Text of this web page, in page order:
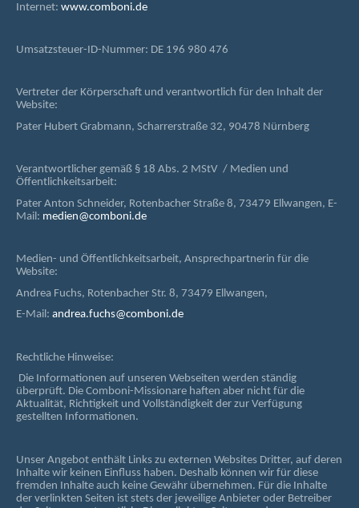
Internet: www.comboni.de
Umsatzsteuer-ID-Nummer: DE 196 980 476
Vertreter der Körperschaft und verantwortlich für den Inhalt der
Website:
Pater Hubert Grabmann, Scharrerstraße 32, 90478 Nürnberg
Verantwortlicher gemäß § 18 Abs. 2 MStV / Medien und
Öffentlichkeitsarbeit:
Pater Anton Schneider, Rotenbacher Straße 8, 73479 Ellwangen, E-
Mail: medien@comboni.de
Medien- und Öffentlichkeitsarbeit, Ansprechpartnerin für die
Website:
Andrea Fuchs, Rotenbacher Str. 8, 73479 Ellwangen,
E-Mail: andrea.fuchs@comboni.de
Rechtliche Hinweise:
Die Informationen auf unseren Webseiten werden ständig
überprüft. Die Comboni-Missionare haften aber nicht für die
Aktualität, Richtigkeit und Vollständigkeit der zur Verfügung
gestellten Informationen.
Unser Angebot enthält Links zu externen Websites Dritter, auf deren
Inhalte wir keinen Einfluss haben. Deshalb können wir für diese
fremden Inhalte auch keine Gewähr übernehmen. Für die Inhalte
der verlinkten Seiten ist stets der jeweilige Anbieter oder Betreiber